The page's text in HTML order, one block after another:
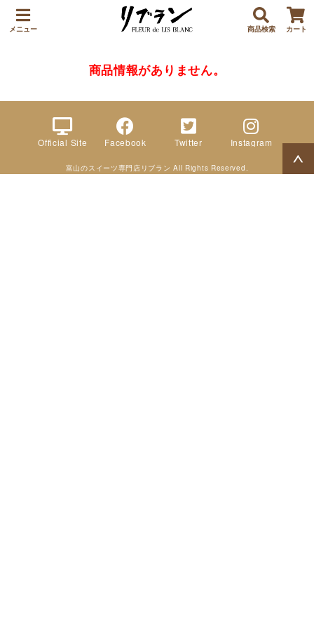
メニュー 商品検索 カート
商品情報がありません。
Official Site Facebook Twitter Instagram
富山のスイーツ専門店リブラン All Rights Reserved.